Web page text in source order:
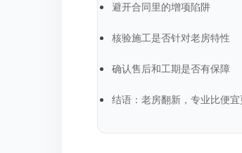
避开合同里的增项陷阱
核验施工是否针对老房特性
确认售后和工期是否有保障
结语：老房翻新，专业比便